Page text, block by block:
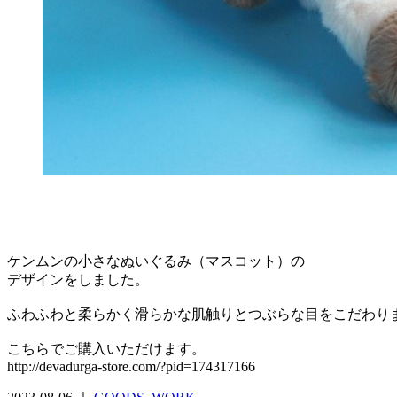
ケンムンの小さなぬいぐるみ（マスコット）の
デザインをしました。
ふわふわと柔らかく滑らかな肌触りとつぶらな目をこだわり
こちらでご購入いただけます。
http://devadurga-store.com/?pid=174317166